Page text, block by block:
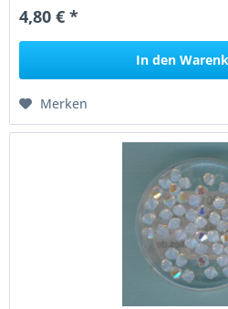
4,80 € *
In den
Merken